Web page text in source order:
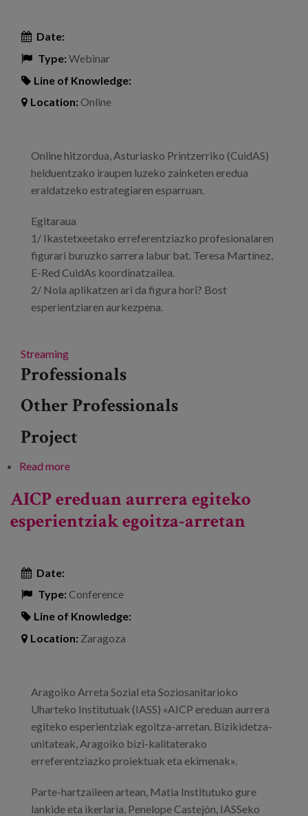
Date:
Type:Webinar
Line of Knowledge:
Location:Online
Online hitzordua, Asturiasko Printzerriko (CuidAS)
helduentzako iraupen luzeko zainketen eredua
eraldatzeko estrategiaren esparruan.
Egitaraua
1/ Ikastetxeetako erreferentziazko profesionalaren
figurari buruzko sarrera labur bat. Teresa Martínez,
E-Red CuidAs koordinatzailea.
2/ Nola aplikatzen ari da figura hori? Bost
esperientziaren aurkezpena.
Streaming
Professionals
Other Professionals
Project
Read moreabout cuidAs webinarra : zentroetako
AICP ereduan aurrera egiteko
esperientziak egoitza-arretan
Date:
Type:Conference
Line of Knowledge:
Location: Zaragoza
Aragoiko Arreta Sozial eta Soziosanitarioko
Uharteko Institutuak (IASS) «AICP ereduan aurrera
egiteko esperientziak egoitza-arretan. Bizikidetza-
unitateak, Aragoiko bizi-kalitaterako
erreferentziazko proiektuak eta ekimenak».
Parte-hartzaileen artean, Matia Institutuko gure
lankide eta ikerlaria, Penelope Castejón, IASSeko